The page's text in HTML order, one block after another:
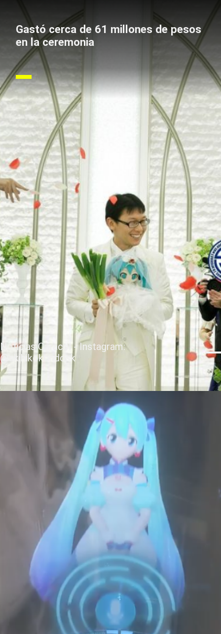
Gastó cerca de 61 millones de pesos
en la ceremonia
Noticias Caracol - Instagram:
@akihikokondosk